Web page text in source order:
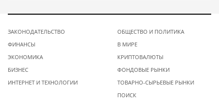
ЗАКОНОДАТЕЛЬСТВО
ФИНАНСЫ
ЭКОНОМИКА
БИЗНЕС
ИНТЕРНЕТ И ТЕХНОЛОГИИ
ОБЩЕСТВО И ПОЛИТИКА
В МИРЕ
КРИПТОВАЛЮТЫ
ФОНДОВЫЕ РЫНКИ
ТОВАРНО-СЫРЬЕВЫЕ РЫНКИ
ПОИСК